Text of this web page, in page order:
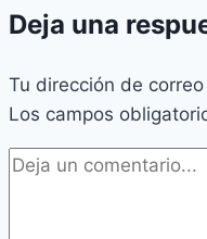
Deja una
Tu dirección de
Los campos